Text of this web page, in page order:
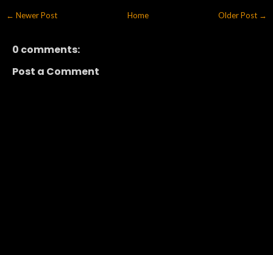
← Newer Post Older Post →
Home
0 comments:
Post a Comment